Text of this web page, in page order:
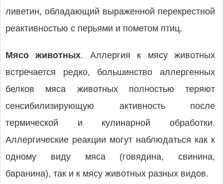
ливетин, обладающий выраженной перекрестной
реактивностью с перьями и пометом птиц.
Мясо животных. Аллергия к мясу животных
встречается редко, большинство аллергенных
белков мяса животных полностью теряют
сенсибилизирующую активность после
термической и кулинарной обработки.
Аллергические реакции могут наблюдаться как к
одному виду мяса (говядина, свинина,
баранина), так и к мясу животных разных видов.